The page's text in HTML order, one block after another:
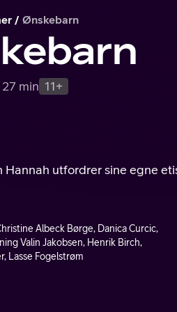
Ønskebarn
27 min 11+
Hannah utfordrer sine egne
Albeck Børge, Danica Curcic,
Valin Jakobsen, Henrik Birch,
Lasse Fogelstrøm